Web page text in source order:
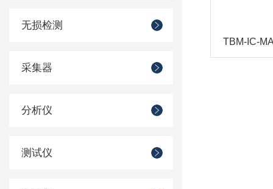
无损检测
采集器
分析仪
测试仪